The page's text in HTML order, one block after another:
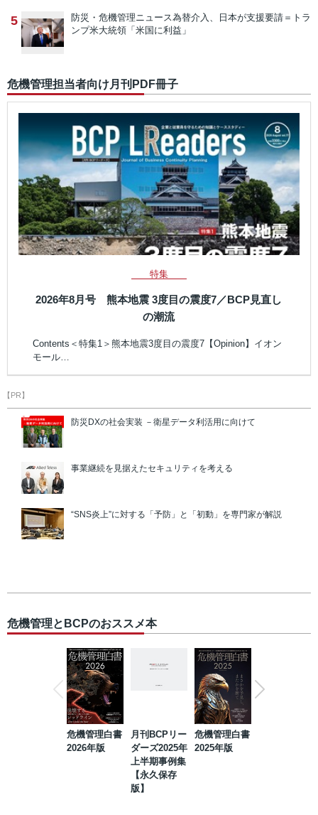
5 防災・危機管理ニュース為替介入、日本が支援要請＝トラ
ンプ米大統領「米国に利益」
危機管理担当者向け月刊PDF冊子
特集
2026年8月号 熊本地震 3度目の震度7／BCP見直し
の潮流
Contents＜特集1＞熊本地震3度目の震度7【Opinion】イオン
モール…
【PR】
防災DXの社会実装 －衛星データ利活用に向けて
事業継続を見据えたセキュリティを考える
“SNS炎上”に対する「予防」と「初動」を専門家が解説
危機管理とBCPのおススメ本
危機管理白書
2026年版
月刊BCPリー
ダーズ2025年
上半期事例集
【永久保存
版】
危機管理白書
2025年版